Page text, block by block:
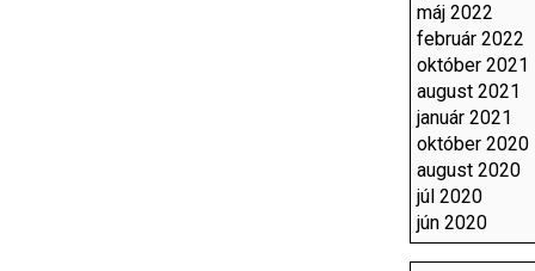
máj 2022
február 2022
október 2021
august 2021
január 2021
október 2020
august 2020
júl 2020
jún 2020